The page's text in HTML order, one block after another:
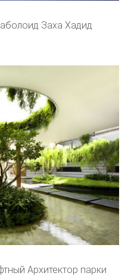
Заха Хадид
Архитектор парки